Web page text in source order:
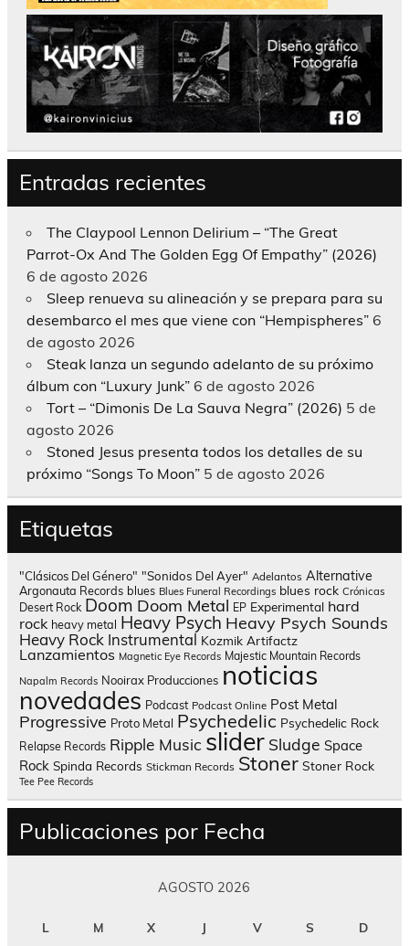
Entradas recientes
The Claypool Lennon Delirium – “The Great
Parrot-Ox And The Golden Egg Of Empathy” (2026)
6 de agosto 2026
Sleep renueva su alineación y se prepara para su
desembarco el mes que viene con “Hempispheres” 6
de agosto 2026
Steak lanza un segundo adelanto de su próximo
álbum con “Luxury Junk” 6 de agosto 2026
Tort – “Dimonis De La Sauva Negra” (2026) 5 de
agosto 2026
Stoned Jesus presenta todos los detalles de su
próximo “Songs To Moon” 5 de agosto 2026
Etiquetas
"Clásicos Del Género" "Sonidos Del Ayer" Adelantos Alternative
Argonauta Records blues Blues Funeral Recordings blues rock Crónicas
Desert Rock Doom Doom Metal EP Experimental hard
rock heavy metal Heavy Psych Heavy Psych Sounds
Heavy Rock Instrumental Kozmik Artifactz
Lanzamientos Magnetic Eye Records Majestic Mountain Records
Napalm Records Nooirax Producciones noticias
novedades Podcast Podcast Online Post Metal
Progressive Proto Metal Psychedelic Psychedelic Rock
Relapse Records Ripple Music slider Sludge Space
Rock Spinda Records Stickman Records Stoner Stoner Rock
Tee Pee Records
Publicaciones por Fecha
AGOSTO 2026
L M X J V S D